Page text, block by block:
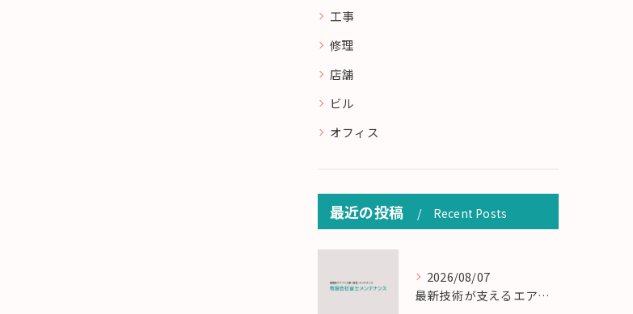
工事
修理
店舗
ビル
オフィス
最近の投稿 Recent Posts
2026/08/07
最新技術が支えるエアコン工事の匠の技術解説